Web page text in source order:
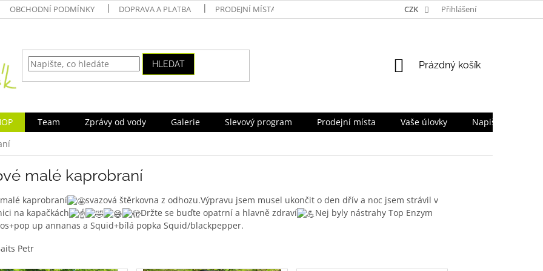
OBCHODNÍ PODMÍNKY DOPRAVA A PLATBA PRODEJNÍ MÍSTA PRO OBCHODNÍKY
CZK Přihlášení
HLEDAT
NÁKUPNÍ
Prázdný košík
Team Zprávy od vody Galerie Slevový program Prodejní místa Vaše úlovky
Napište nám
malé kaprobraní
kaprobraní
svazová štěrkovna z odhozu.Výpravu jsem musel ukončit o den dřív a noc jsem strávil v
na kapačkách
Držte se buďte opatrní a hlavně zdraví
Nej byly nástrahy Top Enzym
up annanas a Squid+bílá popka Squid/blackpepper.
Petr